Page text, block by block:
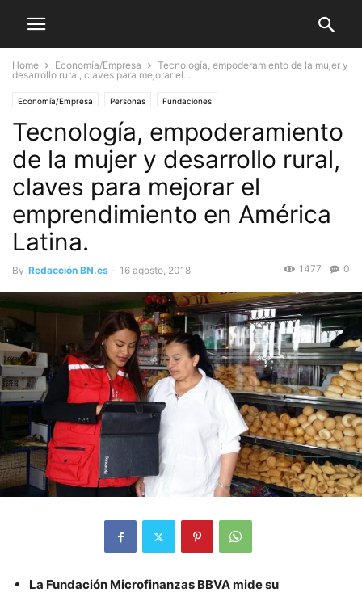
Home Economía/Empresa
Tecnología, empoderamiento de la mujer y
desarrollo rural, claves para mejorar el...
Economía/Empresa Personas Fundaciones
Tecnología, empoderamiento
de la mujer y desarrollo rural,
claves para mejorar el
emprendimiento en América
Latina.
By Redacción BN.es - 16 agosto, 2018 0
1477
La Fundación Microfinanzas BBVA mide su